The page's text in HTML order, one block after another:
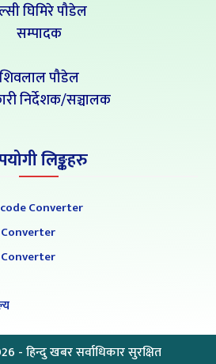
घिमिरे पौडेल
सम्पादक
शिवलाल पौडेल
निर्देशक/सञ्चालक
लिङ्कहरु
Converter
- हिन्दु खबर सर्वाधिकार सुरक्षित